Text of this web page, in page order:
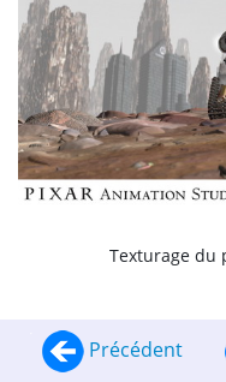
Texturage du
Précédent